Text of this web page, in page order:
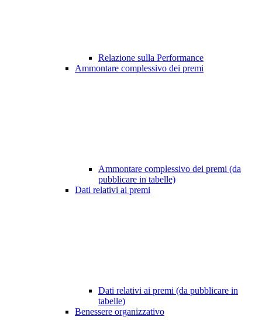
Relazione sulla Performance
Ammontare complessivo dei premi
Ammontare complessivo dei premi (da
pubblicare in tabelle)
Dati relativi ai premi
Dati relativi ai premi (da pubblicare in
tabelle)
Benessere organizzativo